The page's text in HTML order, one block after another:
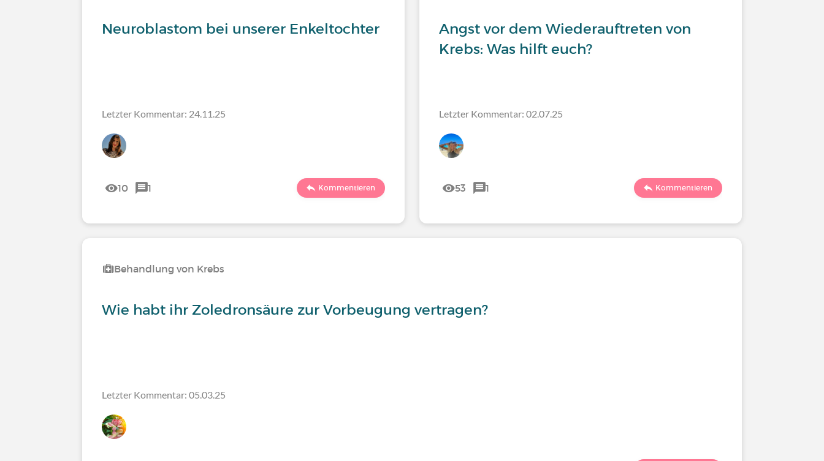
Neuroblastom bei unserer Enkeltochter
Letzter Kommentar: 24.11.25
10 1 Kommentieren
Angst vor dem Wiederauftreten von
Krebs: Was hilft euch?
Letzter Kommentar: 02.07.25
53 1 Kommentieren
Behandlung von Krebs
Wie habt ihr Zoledronsäure zur Vorbeugung vertragen?
Letzter Kommentar: 05.03.25